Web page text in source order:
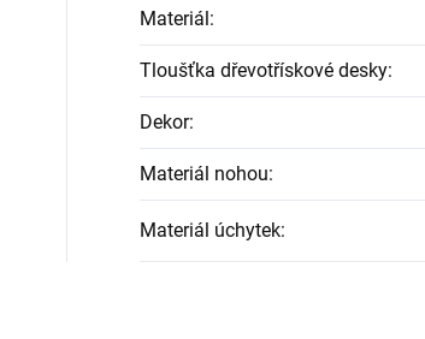
Materiál :
Tloušťka dřevotřískové desky:
Dekor:
Materiál nohou:
Materiál úchytek: